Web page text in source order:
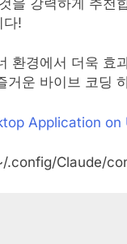
다!
환경에서 더욱 효
거운 바이브 코딩
Application on
.config/Claude/